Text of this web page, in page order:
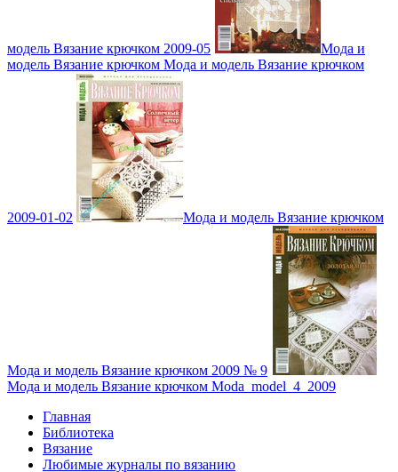
модель Вязание крючком 2009-05
Мода и
модель Вязание крючком Мода и модель Вязание крючком
2009-01-02 Мода и модель Вязание крючком
Мода и модель Вязание крючком 2009 № 9
Мода и модель Вязание крючком Moda_model_4_2009
Главная
Библиотека
Вязание
Любимые журналы по вязанию